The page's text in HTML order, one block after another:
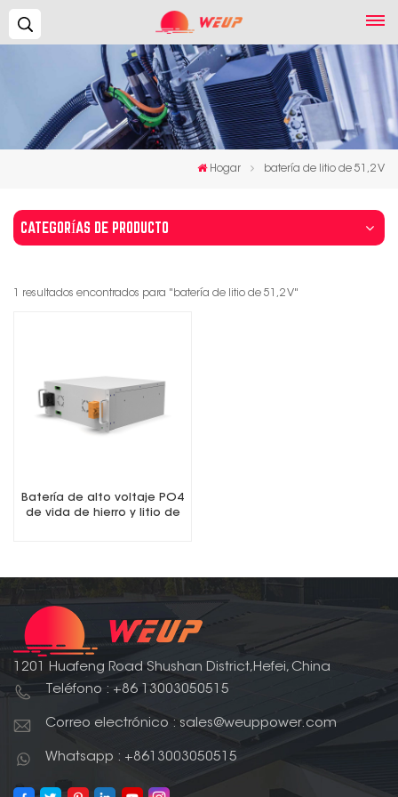
Hogar batería de litio de 51,2 V
CATEGORÍAS DE PRODUCTO
1 resultados encontrados para "batería de litio de 51,2 V"
Batería de alto voltaje PO4
de vida de hierro y litio de
1201 Huafeng Road Shushan District,Hefei, China
Teléfono : +86 13003050515
Correo electrónico : sales@weuppower.com
Whatsapp : +8613003050515